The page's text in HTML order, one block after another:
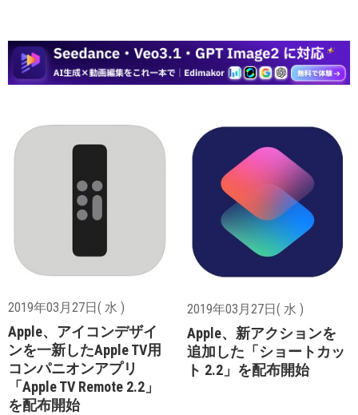
2019年03月27日( 水 )
Apple、アイコンデザイ
ンを一新したApple TV用
コンパニオンアプリ
「Apple TV Remote 2.2」
を配布開始
2019年03月27日( 水 )
Apple、新アクションを
追加した「ショートカッ
ト 2.2」を配布開始